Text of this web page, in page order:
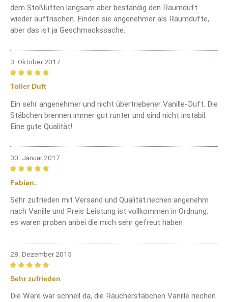
dem Stoßlüften langsam aber beständig den Raumduft
wieder auffrischen. Finden sie angenehmer als Raumdüfte,
aber das ist ja Geschmackssache.
3. Oktober 2017
Bewertung mit 5 von 5 Sternen
Toller Duft
Ein sehr angenehmer und nicht übertriebener Vanille-Duft. Die
Stäbchen brennen immer gut runter und sind nicht instabil.
Eine gute Qualität!
30. Januar 2017
Bewertung mit 5 von 5 Sternen
Fabian.
Sehr zufrieden mit Versand und Qualität.riechen angenehm
nach Vanille und Preis Leistung ist vollkommen in Ordnung,
es waren proben anbei die mich sehr gefreut haben
28. Dezember 2015
Bewertung mit 5 von 5 Sternen
Sehr zufrieden
Die Ware war schnell da, die Räucherstäbchen Vanille riechen